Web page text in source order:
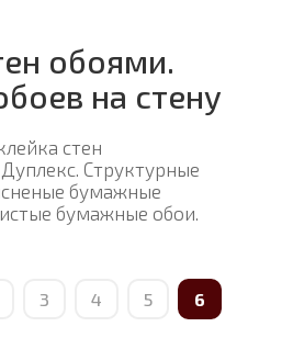
обоями.
на стену
стен
Структурные
бумажные
бумажные обои.
3 4 5 6